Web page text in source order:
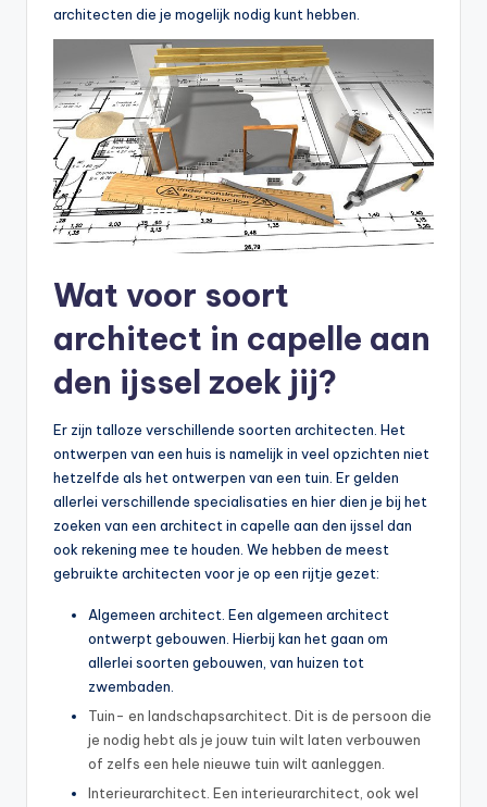
architecten die je mogelijk nodig kunt hebben.
Wat voor soort
architect in capelle aan
den ijssel zoek jij?
Er zijn talloze verschillende soorten architecten. Het
ontwerpen van een huis is namelijk in veel opzichten niet
hetzelfde als het ontwerpen van een tuin. Er gelden
allerlei verschillende specialisaties en hier dien je bij het
zoeken van een architect in capelle aan den ijssel dan
ook rekening mee te houden. We hebben de meest
gebruikte architecten voor je op een rijtje gezet:
Algemeen architect. Een algemeen architect
ontwerpt gebouwen. Hierbij kan het gaan om
allerlei soorten gebouwen, van huizen tot
zwembaden.
Tuin- en landschapsarchitect. Dit is de persoon die
je nodig hebt als je jouw tuin wilt laten verbouwen
of zelfs een hele nieuwe tuin wilt aanleggen.
Interieurarchitect. Een interieurarchitect, ook wel